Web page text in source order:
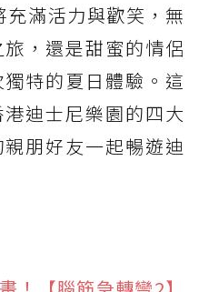
滿活力與歡笑，無
，還是甜蜜的情侶
特的夏日體驗。這
迪士尼樂園的四大
朋好友一起暢遊迪